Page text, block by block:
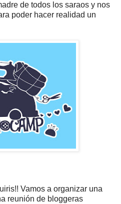
de todos los saraos y nos
poder hacer realidad un
Vamos a organizar una
reunión de bloggeras